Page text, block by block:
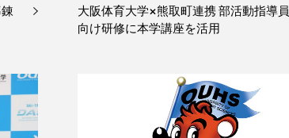
大阪体育大学×熊取町連携 部活動指導員
向け研修に本学講座を活用